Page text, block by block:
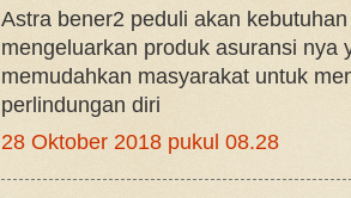
Astra bener2 peduli akan
mengeluarkan produk asuransi nya
memudahkan masyarakat untuk
perlindungan diri
28 Oktober 2018 pukul 08.28